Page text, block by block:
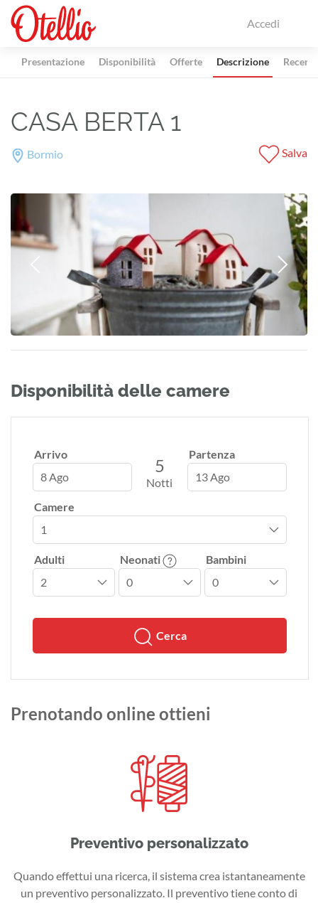
Accedi
Presentazione Disponibilità Offerte Descrizione
CASA BERTA 1
Bormio Salva
Disponibilità delle camere
Arrivo
8 Ago
5
Notti
Partenza
13 Ago
Camere
Adulti Neonati Bambini
Cerca
Prenotando online ottieni
Preventivo personalizzato
Quando effettui una ricerca, il sistema crea istantaneamente
un preventivo personalizzato. Il preventivo tiene conto di